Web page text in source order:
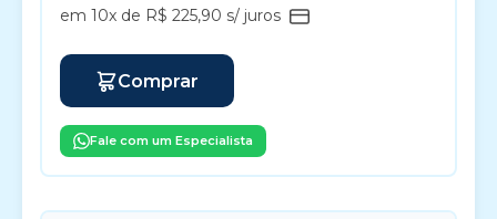
em 10x de R$ 225,90 s/ juros
Comprar
Fale com um Especialista